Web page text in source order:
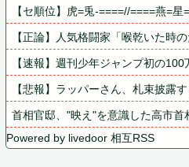
【セ順位】虎=兎-====//====燕=星
【正論】人気格闘家「喉乾いた時
【速報】週刊少年ジャンプ初の
【悲報】ラッパーさん、札束披露
首相官邸、"映え"を意識した高市
Powered by livedoor 相互RSS